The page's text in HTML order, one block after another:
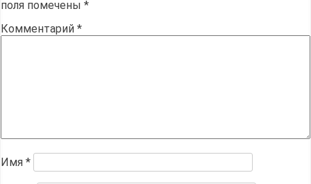
поля помечены *
Комментарий *
Имя *